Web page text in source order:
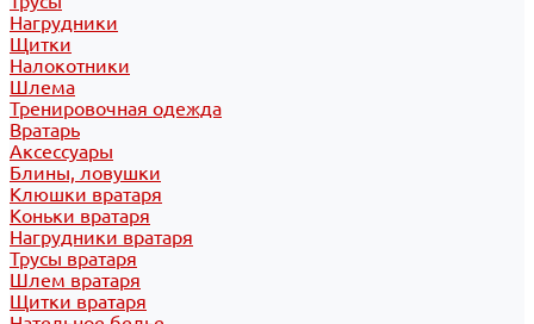
Нагрудники
Щитки
Налокотники
Шлема
Тренировочная одежда
Вратарь
Аксессуары
Блины, ловушки
Клюшки вратаря
Коньки вратаря
Нагрудники вратаря
Трусы вратаря
Шлем вратаря
Щитки вратаря